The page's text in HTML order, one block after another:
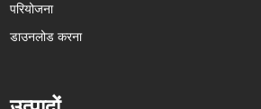
परियोजना
डाउनलोड करना